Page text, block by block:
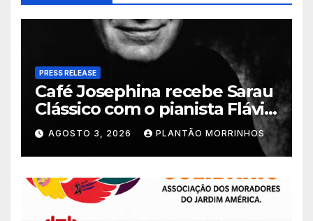
PRESS RELEASE
Café Josephina recebe Sarau
Clássico com o pianista Flávio
Varani nesta terça-feira
AGOSTO 3, 2026 PLANTÃO MORRINHOS